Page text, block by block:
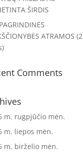
ŠIRDIS
ATRAMOS (2
Comments
m. rugpjūčio mėn.
m. liepos mėn.
m. birželio mėn.